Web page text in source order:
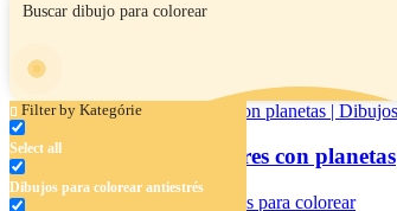
Filter by Kategórie
Select all
Dibujos para colorear antiestrés
Alienígena hace malabares con planetas